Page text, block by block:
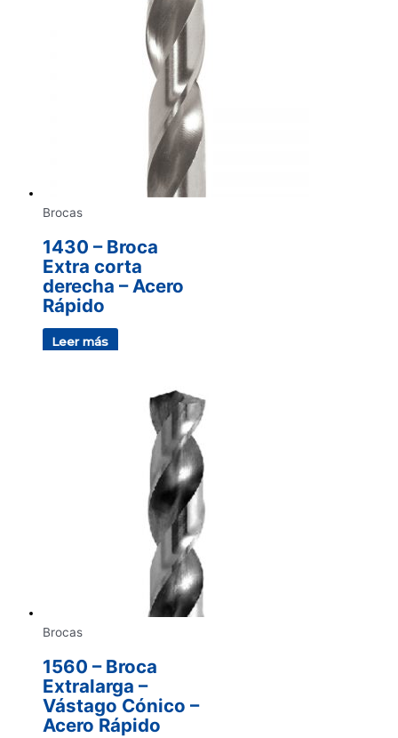
Brocas
1430 – Broca
Extra corta
derecha – Acero
Rápido
Leer más
Brocas
1560 – Broca
Extralarga –
Vástago Cónico –
Acero Rápido